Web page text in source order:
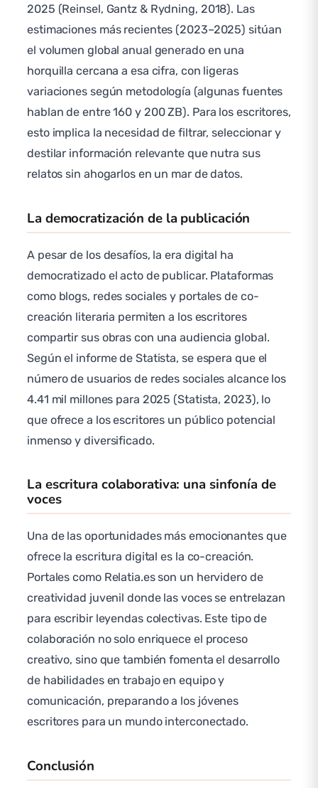
2025 (Reinsel, Gantz & Rydning, 2018). Las
estimaciones más recientes (2023–2025) sitúan
el volumen global anual generado en una
horquilla cercana a esa cifra, con ligeras
variaciones según metodología (algunas fuentes
hablan de entre 160 y 200 ZB). Para los escritores,
esto implica la necesidad de filtrar, seleccionar y
destilar información relevante que nutra sus
relatos sin ahogarlos en un mar de datos.
La democratización de la publicación
A pesar de los desafíos, la era digital ha
democratizado el acto de publicar. Plataformas
como blogs, redes sociales y portales de co-
creación literaria permiten a los escritores
compartir sus obras con una audiencia global.
Según el informe de Statista, se espera que el
número de usuarios de redes sociales alcance los
4.41 mil millones para 2025 (Statista, 2023), lo
que ofrece a los escritores un público potencial
inmenso y diversificado.
La escritura colaborativa: una sinfonía de
voces
Una de las oportunidades más emocionantes que
ofrece la escritura digital es la co-creación.
Portales como Relatia.es son un hervidero de
creatividad juvenil donde las voces se entrelazan
para escribir leyendas colectivas. Este tipo de
colaboración no solo enriquece el proceso
creativo, sino que también fomenta el desarrollo
de habilidades en trabajo en equipo y
comunicación, preparando a los jóvenes
escritores para un mundo interconectado.
Conclusión